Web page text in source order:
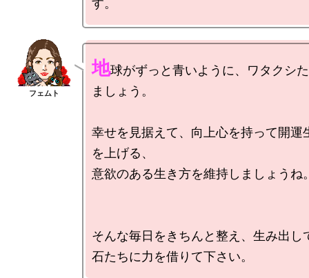
地球がずっと青いように、ワタクシ
ましょう。
幸せを見据えて、向上心を持って開運
を上げる、
意欲のある生き方を維持しましょうね
そんな毎日をきちんと整え、生み出し